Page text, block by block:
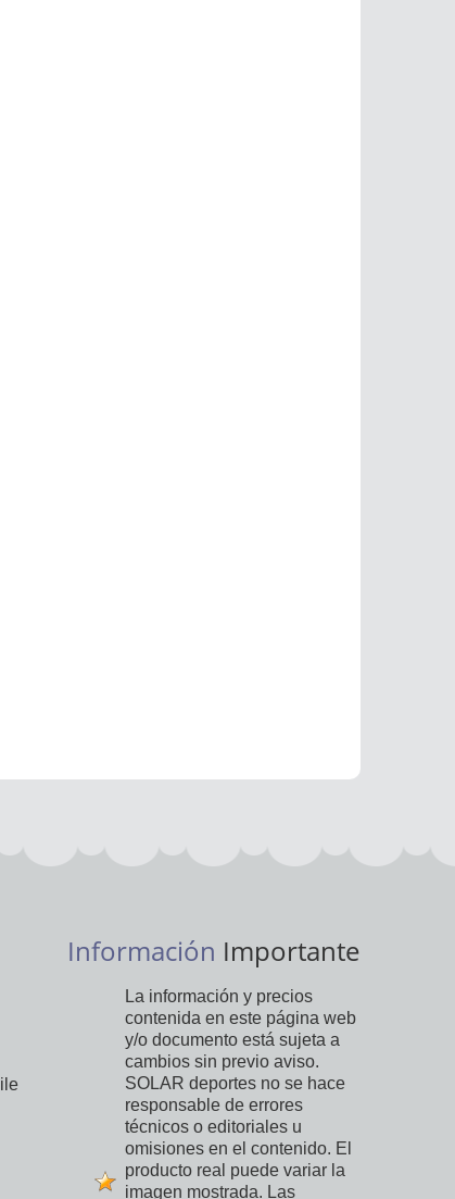
Información Importante
La información y precios
contenida en este página web
y/o documento está sujeta a
cambios sin previo aviso.
SOLAR deportes no se hace
responsable de errores
técnicos o editoriales u
omisiones en el contenido. El
producto real puede variar la
imagen mostrada. Las